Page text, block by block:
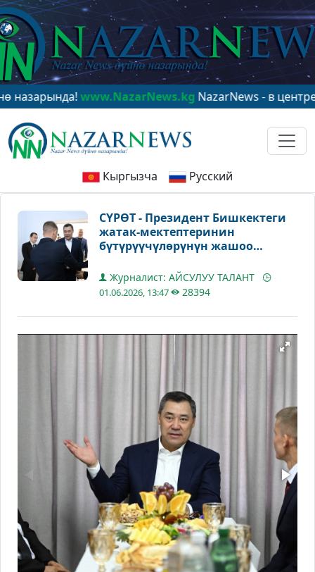
www.NazarNews.kgNazarNews - в центре
Кыргызча Русский
СҮРӨТ - Президент Бишкектеги
жатак-мектептеринин
бүтүрүүчүлөрүнүн жашоо
Журналист: АЙСУЛУУ ТАЛАНТ
01.06.2026, 13:47 28394